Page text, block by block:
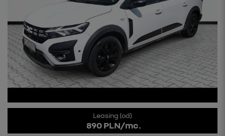
Leasing (od)
890 PLN/mc.